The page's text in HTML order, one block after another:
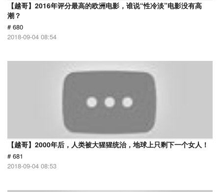
【越哥】2016年评分最高的欧洲电影，谁说“性冷淡”电影没有高
潮？
# 680
2018-09-04 08:54
【越哥】2000年后，人类被大猩猩统治，地球上只剩下一个女人！
# 681
2018-09-04 08:53